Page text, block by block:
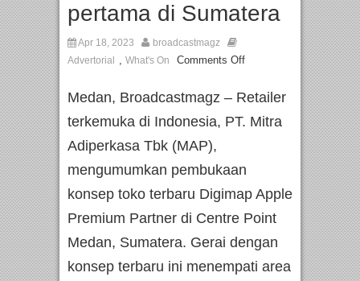
pertama di Sumatera
Apr 18, 2023
broadcastmagz
Advertorial
, What's On Comments Off
Medan, Broadcastmagz – Retailer
terkemuka di Indonesia, PT. Mitra
Adiperkasa Tbk (MAP),
mengumumkan pembukaan
konsep toko terbaru Digimap Apple
Premium Partner di Centre Point
Medan, Sumatera. Gerai dengan
konsep terbaru ini menempati area